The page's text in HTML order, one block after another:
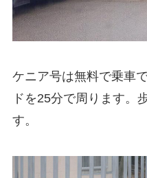
ケニア号は無料で乗車
ドを25分で周ります。
す。